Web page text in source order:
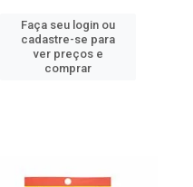
Faça seu login ou
cadastre-se para
ver preços e
comprar